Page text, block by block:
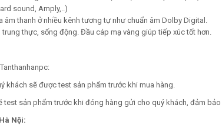
sound, Amply,..)
âm thanh ở nhiều kênh tương tự như chuẩn âm Dolby Digital.
trung thực, sống động. Đầu cáp mạ vàng giúp tiếp xúc tốt hơn.
khách sẽ được test sản phẩm trước khi mua hàng.
test sản phẩm trước khi đóng hàng gửi cho quý khách, đảm
Nội: